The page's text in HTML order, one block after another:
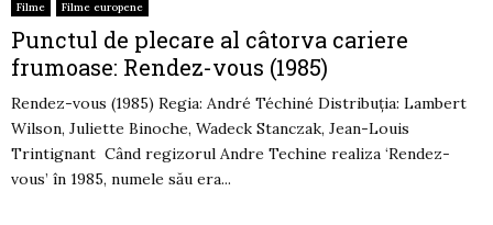
Filme Filme europene
Punctul de plecare al câtorva cariere
frumoase: Rendez-vous (1985)
Rendez-vous (1985) Regia: André Téchiné Distribuția: Lambert
Wilson, Juliette Binoche, Wadeck Stanczak, Jean-Louis
Trintignant Când regizorul Andre Techine realiza ‘Rendez-
vous’ în 1985, numele său era...